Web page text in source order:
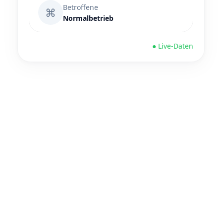
⌘
Betroffene
Normalbetrieb
● Live-Daten